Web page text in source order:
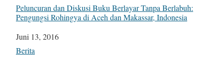
Peluncuran dan Diskusi Buku Berlayar Tanpa Berlabuh:
Pengungsi Rohingya di Aceh dan Makassar, Indonesia
Tanggal
Juni 13, 2016
Sehubungan dengan
Berita